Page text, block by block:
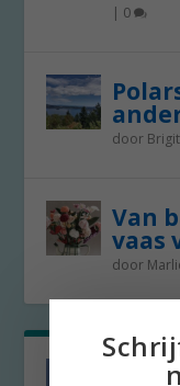
| 0
door
Van
vaas
door